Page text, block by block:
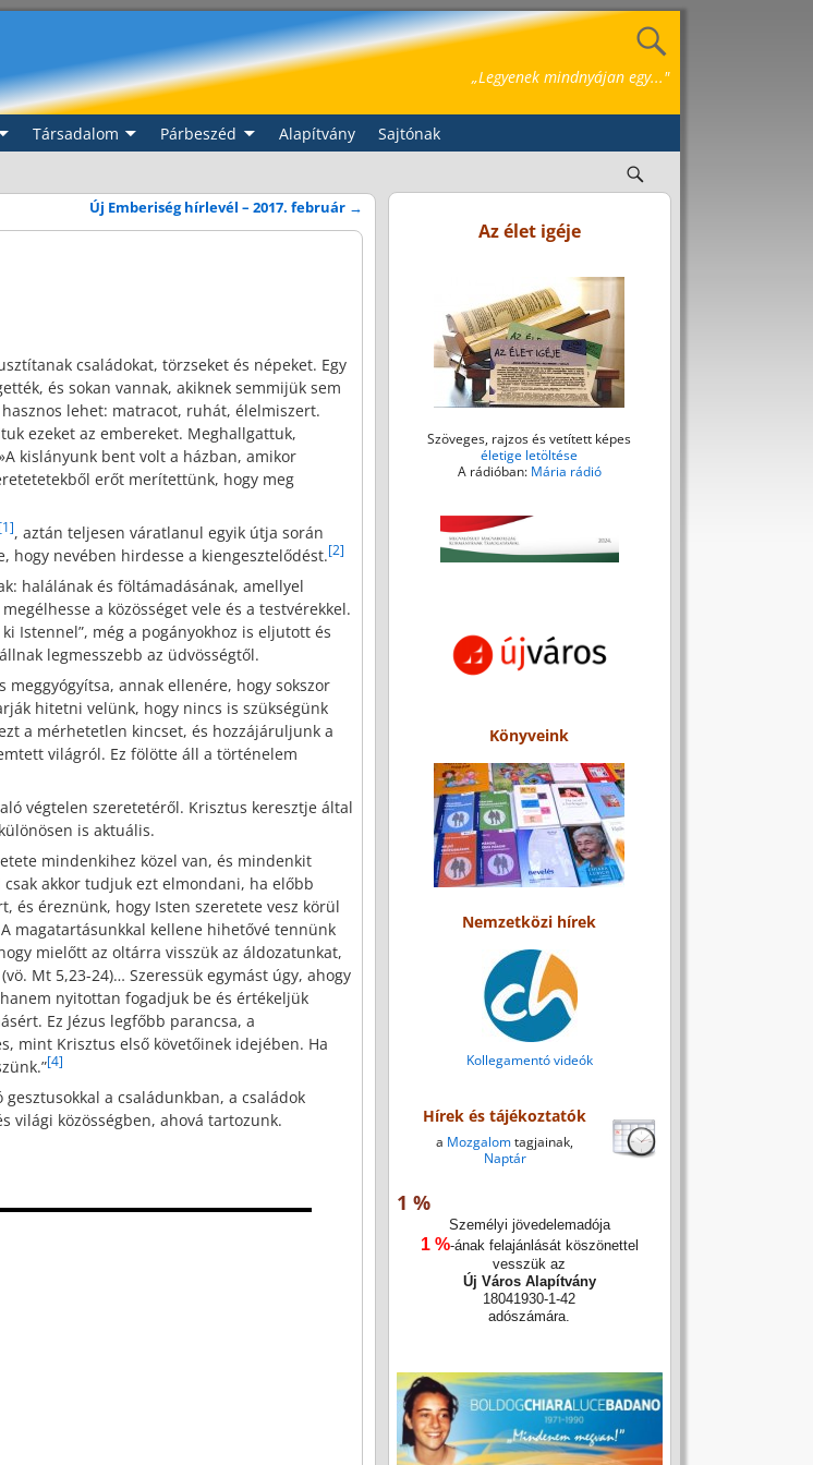
„Legyenek mindnyájan egy..."
Társadalom Párbeszéd Alapítvány
Sajtónak
Új Emberiség hírlevél – 2017. február →
családokat, törzseket és népeket. Egy
és sokan vannak, akiknek semmijük sem
lehet: matracot, ruhát, élelmiszert.
ezeket az embereket. Meghallgattuk,
kislányunk bent volt a házban, amikor
erőt merítettünk, hogy meg
, aztán teljesen váratlanul egyik útja során
hogy nevében hirdesse a kiengesztelődést.[2]
halálának és föltámadásának, amellyel
a közösséget vele és a testvérekkel.
Istennel”, még a pogányokhoz is eljutott és
legmesszebb az üdvösségtől.
annak ellenére, hogy sokszor
hitetni velünk, hogy nincs is szükségünk
a mérhetetlen kincset, és hozzájáruljunk a
világról. Ez fölötte áll a történelem
végtelen szeretetéről. Krisztus keresztje által
is aktuális.
mindenkihez közel van, és mindenkit
akkor tudjuk ezt elmondani, ha előbb
és éreznünk, hogy Isten szeretete vesz körül
magatartásunkkal kellene hihetővé tennünk
mielőtt az oltárra visszük az áldozatunkat,
Mt 5,23-24)… Szeressük egymást úgy, ahogy
nyitottan fogadjuk be és értékeljük
Ez Jézus legfőbb parancsa, a
mint Krisztus első követőinek idejében. Ha
[4]
a családunkban, a családok
világi közösségben, ahová tartozunk.
Az élet igéje
Szöveges, rajzos és vetített képes
életige letöltése
A rádióban: Mária rádió
Könyveink
Nemzetközi hírek
Kollegamentó videók
Hírek és tájékoztatók
a Mozgalomtagjainak,
Naptár
1 %
Személyi jövedelemadója
1 %-ának felajánlását köszönettel
vesszük az
Új Város Alapítvány
18041930-1-42
adószámára.